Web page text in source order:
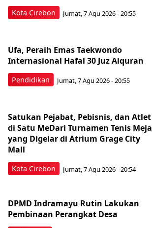
Kota Cirebon Jumat, 7 Agu 2026 - 20:55
Pendidikan
Ufa, Peraih Emas Taekwondo
Internasional Hafal 30 Juz Alquran
Jumat, 7 Agu 2026 - 20:55
Kota Cirebon
Satukan Pejabat, Pebisnis, dan Atlet
di Satu MeDari Turnamen Tenis Meja
yang Digelar di Atrium Grage City
Mall
Jumat, 7 Agu 2026 - 20:54
DPMD Indramayu Rutin Lakukan
Pembinaan Perangkat Desa